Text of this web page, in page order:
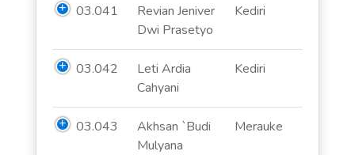
03.041
Revian Jeniver
Dwi Prasetyo
Kediri
03.042
Leti Ardia
Cahyani
Kediri
03.043
Akhsan `Budi
Mulyana
Merauke